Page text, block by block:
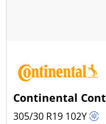
Continental
305/30 R19 102Y